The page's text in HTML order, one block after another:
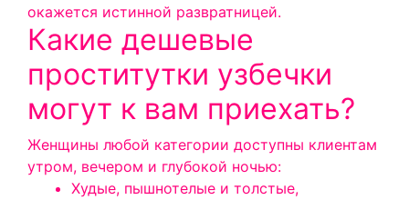
окажется истинной развратницей.
Какие дешевые
проститутки узбечки
могут к вам приехать?
Женщины любой категории доступны клиентам
утром, вечером и глубокой ночью:
Худые, пышнотелые и толстые,